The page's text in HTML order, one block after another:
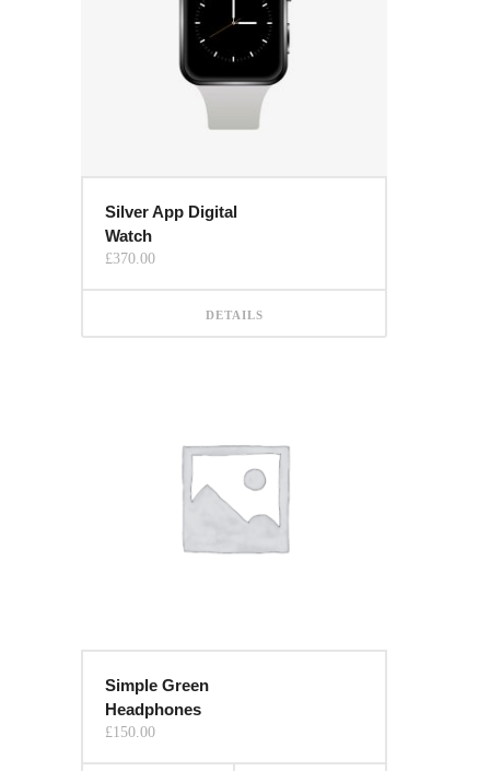
Silver App Digital
Watch
£370.00
DETAILS
Simple Green
Headphones
£150.00